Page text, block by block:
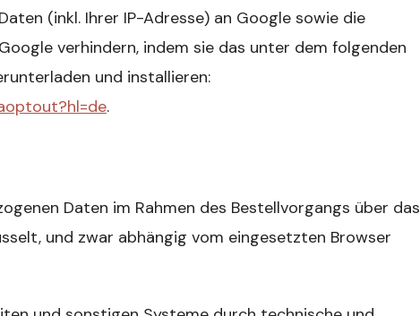
(inkl. Ihrer IP-Adresse) an Google sowie die
verhindern, indem sie das unter dem folgenden
und installieren:
.
Daten im Rahmen des Bestellvorgangs über das
und zwar abhängig vom eingesetzten Browser